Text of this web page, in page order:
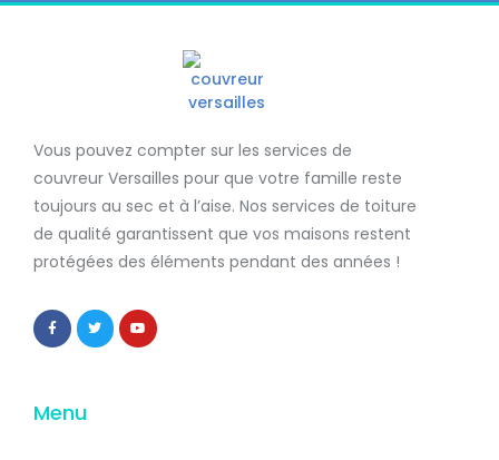
Vous pouvez compter sur les services de
couvreur Versailles pour que votre famille reste
toujours au sec et à l’aise. Nos services de toiture
de qualité garantissent que vos maisons restent
protégées des éléments pendant des années !
Menu